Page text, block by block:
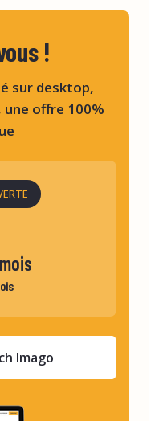
!
sur desktop,
offre 100%
Imago